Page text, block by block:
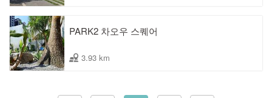
PARK2 차오우 스퀘어
3.93 km